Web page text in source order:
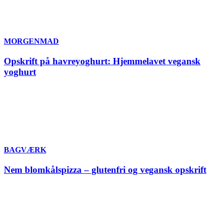
MORGENMAD
Opskrift på havreyoghurt: Hjemmelavet vegansk
yoghurt
BAGVÆRK
Nem blomkålspizza – glutenfri og vegansk opskrift